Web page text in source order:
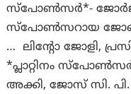
സ്പോൺസർ*- ജോർജ്
സ്പോൺസറായ
… ലിന്റോ ജോളി,
*പ്ലാറ്റിനം
അക്കി, ജോസ് സി.